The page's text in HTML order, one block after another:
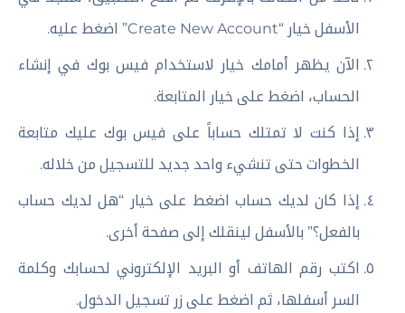
الأسفل خيار “Create New Account” اضغط عليه.
الآن يظهر أمامك خيار لاستخدام فيس بوك في إنشاء
الحساب، اضغط على خيار المتابعة.
إذا كنت لا تمتلك حساباً على فيس بوك عليك متابعة
الخطوات حتى تنشيء واحد جديد للتسجيل من خلاله.
إذا كان لديك حساب اضغط على خيار “هل لديك حساب
بالفعل؟” بالأسفل لينقلك إلى صفحة أخرى.
اكتب رقم الهاتف أو البريد الإلكتروني لحسابك وكلمة
السر أسفلها، ثم اضغط على زر تسجيل الدخول.